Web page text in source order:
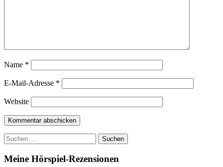
Name *
E-Mail-Adresse *
Website
Suchen
nach:
Meine Hörspiel-Rezensionen